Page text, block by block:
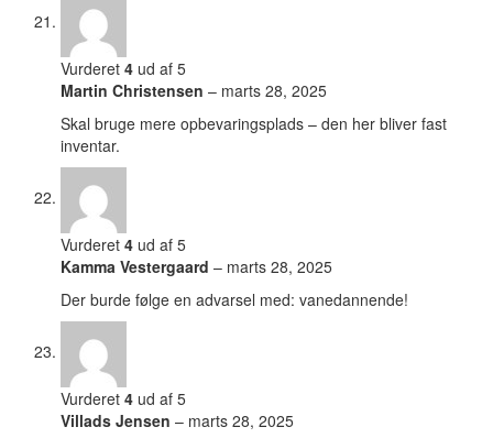
Vurderet 4 ud af 5
Martin Christensen – marts 28, 2025
Skal bruge mere opbevaringsplads – den her bliver fast
inventar.
Vurderet 4 ud af 5
Kamma Vestergaard – marts 28, 2025
Der burde følge en advarsel med: vanedannende!
Vurderet 4 ud af 5
Villads Jensen – marts 28, 2025